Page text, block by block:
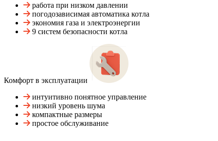
работа при низком давлении
погодозависимая автоматика котла
экономия газа и электроэнергии
9 систем безопасности котла
Комфорт в эксплуатации
интуитивно понятное управление
низкий уровень шума
компактные размеры
простое обслуживание